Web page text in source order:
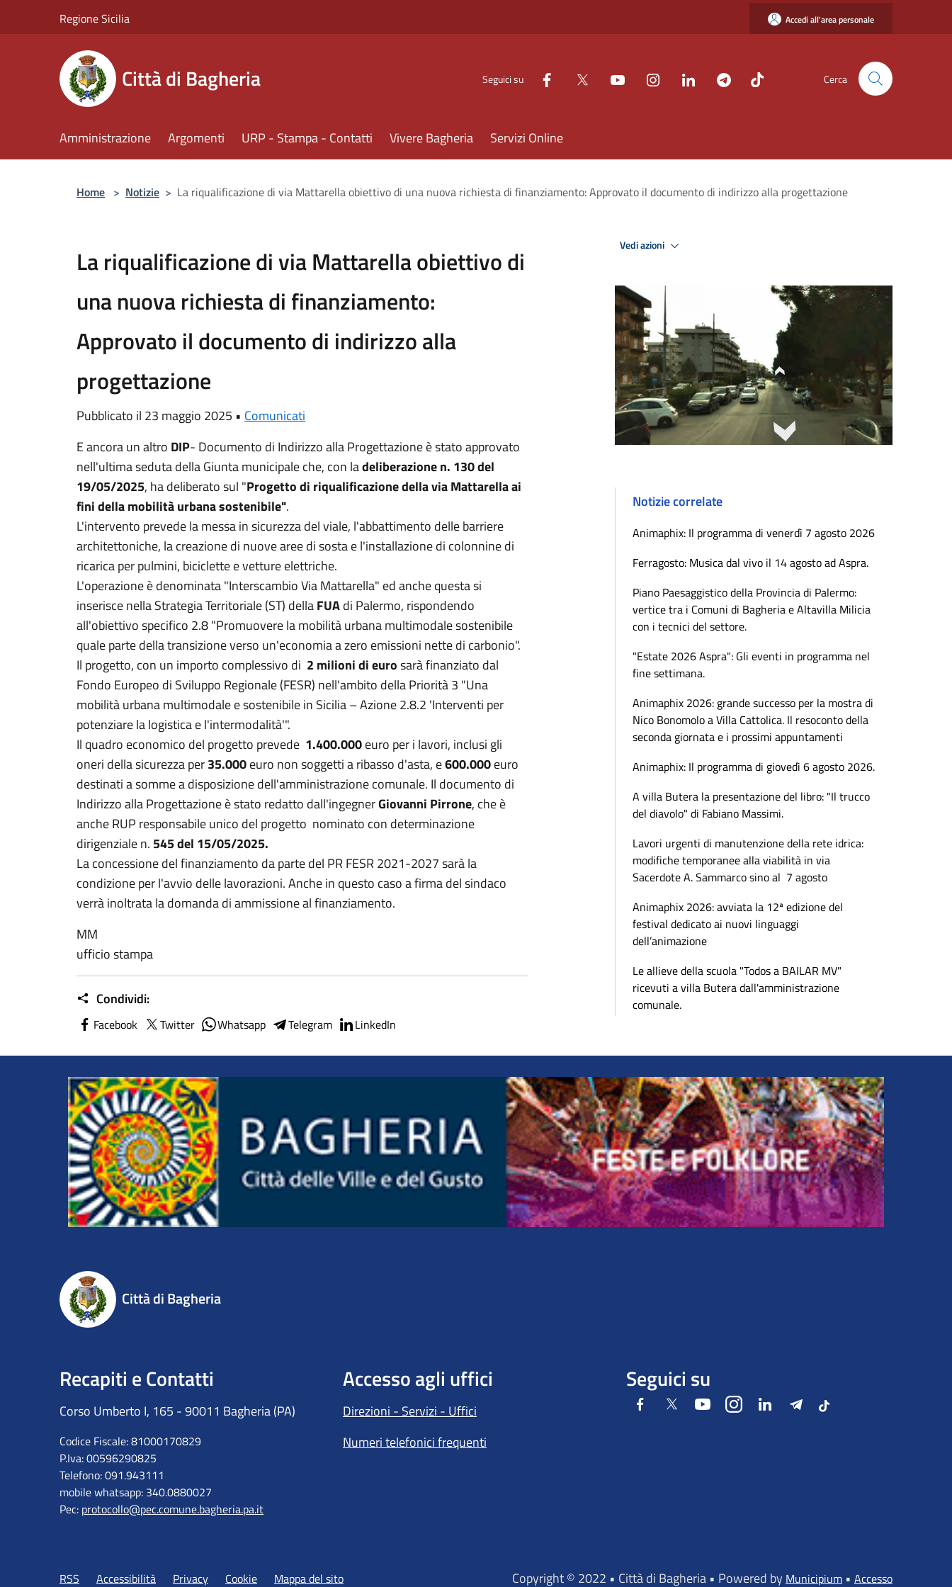
Regione Sicilia Accedi all'area personale
Città di Bagheria Seguici su Cerca
Amministrazione Argomenti URP - Stampa - Contatti Vivere Bagheria Servizi Online
Home > Notizie > La riqualificazione di via Mattarella obiettivo di una nuova richiesta di finanziamento: Approvato il documento di indirizzo alla progettazione
La riqualificazione di via Mattarella obiettivo di
una nuova richiesta di finanziamento:
Approvato il documento di indirizzo alla
progettazione
Pubblicato il 23 maggio 2025 • Comunicati
E ancora un altro DIP- Documento di Indirizzo alla Progettazione è stato approvato
nell'ultima seduta della Giunta municipale che, con ladeliberazione n. 130 del
19/05/2025, ha deliberato sul "Progetto di riqualificazione della via Mattarella ai
fini della mobilità urbana sostenibile".
L'intervento prevede la messa in sicurezza del viale, l'abbattimento delle barriere
architettoniche, la creazione di nuove aree di sosta e l'installazione di colonnine di
ricarica per pulmini, biciclette e vetture elettriche.
L'operazione è denominata "Interscambio Via Mattarella" ed anche questa si
inserisce nella Strategia Territoriale (ST) dellaFUAdi Palermo, rispondendo
all'obiettivo specifico 2.8 "Promuovere la mobilità urbana multimodale sostenibile
quale parte della transizione verso un'economia a zero emissioni nette di carbonio".
Il progetto, con un importo complessivo di 2 milioni di eurosarà finanziato dal
Fondo Europeo di Sviluppo Regionale (FESR) nell'ambito della Priorità 3 "Una
mobilità urbana multimodale e sostenibile in Sicilia – Azione 2.8.2 'Interventi per
potenziare la logistica e l'intermodalità'".
Il quadro economico del progetto prevede 1.400.000euro per i lavori, inclusi gli
oneri della sicurezza per35.000euro non soggetti a ribasso d'asta, e600.000euro
destinati a somme a disposizione dell'amministrazione comunale. Il documento di
Indirizzo alla Progettazione è stato redatto dall'ingegnerGiovanni Pirrone, che è
anche RUP responsabile unico del progetto nominato con determinazione
dirigenziale n. 545 del 15/05/2025.
La concessione del finanziamento da parte del PR FESR 2021-2027 sarà la
condizione per l'avvio delle lavorazioni. Anche in questo caso a firma del sindaco
verrà inoltrata la domanda di ammissione al finanziamento.
MM
ufficio stampa
Condividi:
Facebook Twitter Whatsapp Telegram LinkedIn
Vedi azioni
Notizie correlate
Animaphix: Il programma di venerdì 7 agosto 2026
Ferragosto: Musica dal vivo il 14 agosto ad Aspra.
Piano Paesaggistico della Provincia di Palermo:
vertice tra i Comuni di Bagheria e Altavilla Milicia
con i tecnici del settore.
"Estate 2026 Aspra": Gli eventi in programma nel
fine settimana.
Animaphix 2026: grande successo per la mostra di
Nico Bonomolo a Villa Cattolica. Il resoconto della
seconda giornata e i prossimi appuntamenti
Animaphix: Il programma di giovedì 6 agosto 2026.
A villa Butera la presentazione del libro: "Il trucco
del diavolo" di Fabiano Massimi.
Lavori urgenti di manutenzione della rete idrica:
modifiche temporanee alla viabilità in via
Sacerdote A. Sammarco sino al 7 agosto
Animaphix 2026: avviata la 12ª edizione del
festival dedicato ai nuovi linguaggi
dell’animazione
Le allieve della scuola "Todos a BAILAR MV"
ricevuti a villa Butera dall'amministrazione
comunale.
Città di Bagheria
Recapiti e Contatti
Corso Umberto I, 165 - 90011 Bagheria (PA)
Codice Fiscale: 81000170829
P.Iva: 00596290825
Telefono: 091.943111
mobile whatsapp: 340.0880027
Pec: protocollo@pec.comune.bagheria.pa.it
Accesso agli uffici
Direzioni - Servizi - Uffici
Numeri telefonici frequenti
Seguici su
FacebookTwitter YoutubeInstagramLinkedIn Telegram
Tiktok
RSS Accessibilità Privacy Cookie Mappa del sito Copyright © 2022 • Città di Bagheria • Powered by Municipium • Accesso